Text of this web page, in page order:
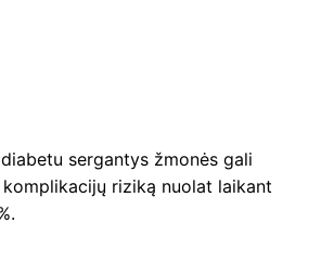
sergantys žmonės gali
riziką nuolat laikant